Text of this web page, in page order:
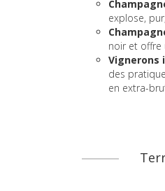
explose,
noir et offre
Vignerons
des
en extra-